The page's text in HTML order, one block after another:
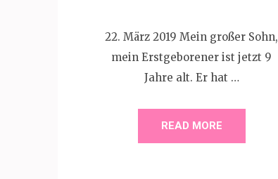
22. März 2019 Mein großer Sohn,
mein Erstgeborener ist jetzt 9
Jahre alt. Er hat …
READ MORE